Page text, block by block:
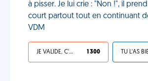
à pisser. Je lui crie : "Non !", il
court partout tout en continuant
VDM
JE VALIDE, C'EST UNE VDM 1 300